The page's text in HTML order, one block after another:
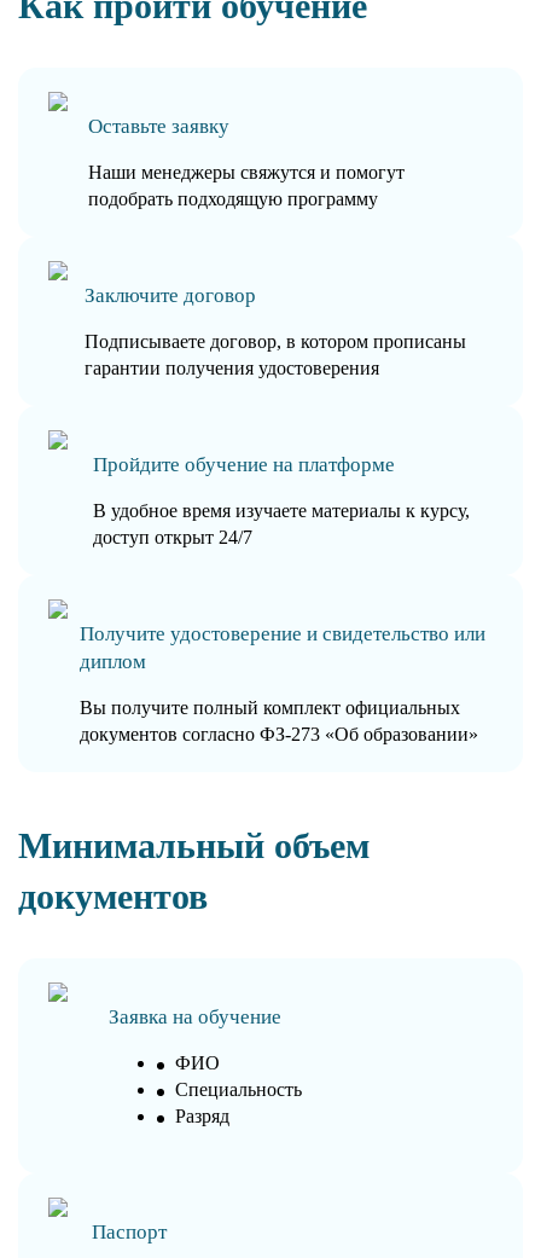
Оставьте заявку
Наши менеджеры свяжутся и помогут
подобрать подходящую программу
Заключите договор
Подписываете договор, в котором прописаны
гарантии получения удостоверения
Пройдите обучение на платформе
В удобное время изучаете материалы к курсу,
доступ открыт 24/7
Получите удостоверение и свидетельство или
диплом
Вы получите полный комплект официальных
документов согласно ФЗ-273 «Об образовании»
Минимальный объем
документов
Заявка на обучение
ФИО
Специальность
Разряд
Паспорт